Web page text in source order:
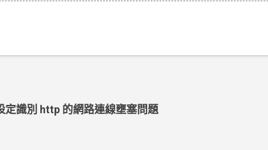
識別 http 的網路連線壅塞問題